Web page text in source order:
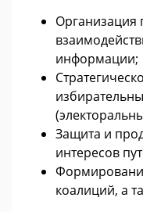
Организация
информации;
Защита и
интересов
коалиций, а